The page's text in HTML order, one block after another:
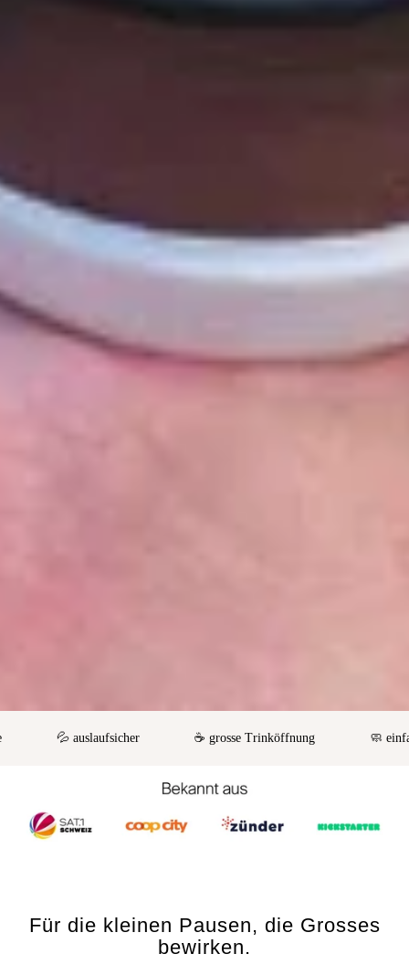
💦 auslaufsicher ☕️ grosse Trinköffnung 🧼 einfache
Für die kleinen Pausen, die Grosses
bewirken.